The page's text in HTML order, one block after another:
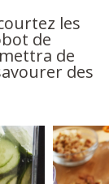
les
de
de
des